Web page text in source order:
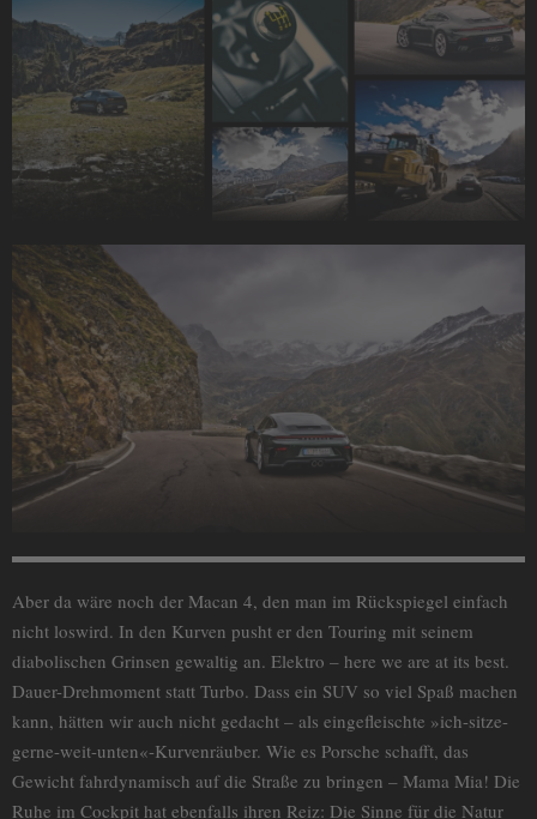
Aber da wäre noch der Macan 4, den man im Rückspiegel einfach
nicht loswird. In den Kurven pusht er den Touring mit seinem
diabolischen Grinsen gewaltig an. Elektro – here we are at its best.
Dauer-Drehmoment statt Turbo. Dass ein SUV so viel Spaß machen
kann, hätten wir auch nicht gedacht – als eingefleischte »ich-sitze-
gerne-weit-unten«-Kurvenräuber. Wie es Porsche schafft, das
Gewicht fahrdynamisch auf die Straße zu bringen – Mama Mia! Die
Ruhe im Cockpit hat ebenfalls ihren Reiz: Die Sinne für die Natur